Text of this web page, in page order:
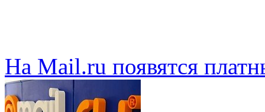
На Mail.ru появятся